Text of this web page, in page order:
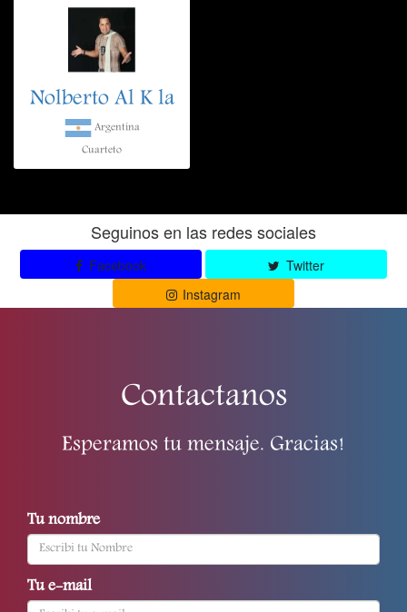
Nolberto Al K la
Argentina
Cuarteto
Seguinos en las redes sociales
Facebook
Twitter
Instagram
Contactanos
Esperamos tu mensaje. Gracias!
Tu nombre
Tu e-mail